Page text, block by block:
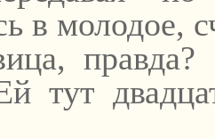
в молодое,
правда?
тут